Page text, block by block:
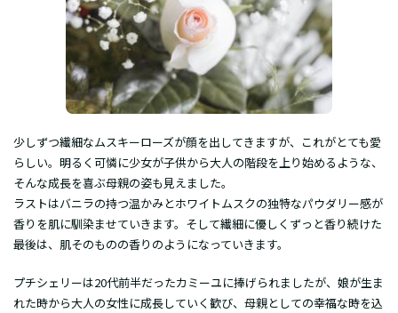
少しずつ繊細なムスキーローズが顔を出してきますが、これがとても愛
らしい。明るく可憐に少女が子供から大人の階段を上り始めるような、
そんな成長を喜ぶ母親の姿も見えました。
ラストはバニラの持つ温かみとホワイトムスクの独特なパウダリー感が
香りを肌に馴染ませていきます。そして繊細に優しくずっと香り続けた
最後は、肌そのものの香りのようになっていきます。
プチシェリーは20代前半だったカミーユに捧げられましたが、娘が生ま
れた時から大人の女性に成長していく歓び、母親としての幸福な時を込